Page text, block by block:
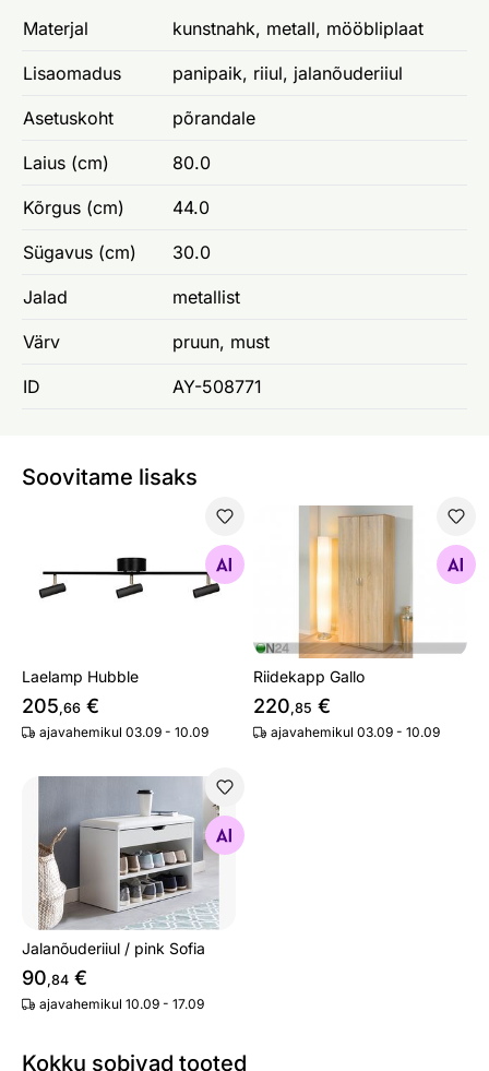
Materjal kunstnahk, metall, mööbliplaat
Lisaomadus panipaik, riiul, jalanõuderiiul
Asetuskoht põrandale
Laius (cm) 80.0
Kõrgus (cm) 44.0
Sügavus (cm) 30.0
Jalad metallist
Värv pruun, must
ID AY-508771
Soovitame lisaks
Otsi sarnaseid
Laelamp Hubble
205,66 €
ajavahemikul 03.09 - 10.09
Riidekapp Gallo
Riidekapp Gallo
220,85 €
ajavahemikul 03.09 - 10.09
Jalanõuderiiul / pink Sofia
Otsi sarnaseid
Jalanõuderiiul / pink Sofia
90,84 €
ajavahemikul 10.09 - 17.09
Kokku sobivad tooted